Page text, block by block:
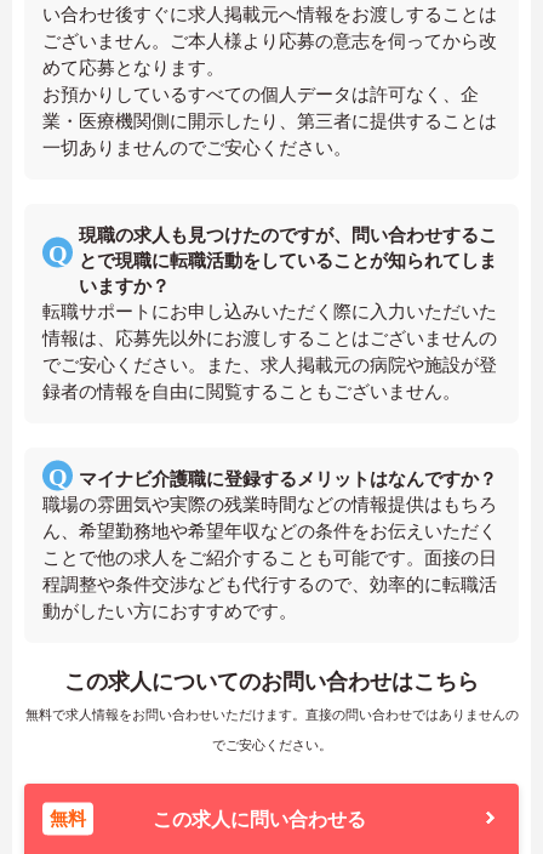
い合わせ後すぐに求人掲載元へ情報をお渡しすることは
ございません。ご本人様より応募の意志を伺ってから改
めて応募となります。
お預かりしているすべての個人データは許可なく、企
業・医療機関側に開示したり、第三者に提供することは
一切ありませんのでご安心ください。
現職の求人も見つけたのですが、問い合わせするこ
とで現職に転職活動をしていることが知られてしま
いますか？
転職サポートにお申し込みいただく際に入力いただいた
情報は、応募先以外にお渡しすることはございませんの
でご安心ください。また、求人掲載元の病院や施設が登
録者の情報を自由に閲覧することもございません。
マイナビ介護職に登録するメリットはなんですか？
職場の雰囲気や実際の残業時間などの情報提供はもちろ
ん、希望勤務地や希望年収などの条件をお伝えいただく
ことで他の求人をご紹介することも可能です。面接の日
程調整や条件交渉なども代行するので、効率的に転職活
動がしたい方におすすめです。
この求人についてのお問い合わせはこちら
無料で求人情報をお問い合わせいただけます。直接の問い合わせではありませんの
でご安心ください。
無料 この求人に問い合わせる